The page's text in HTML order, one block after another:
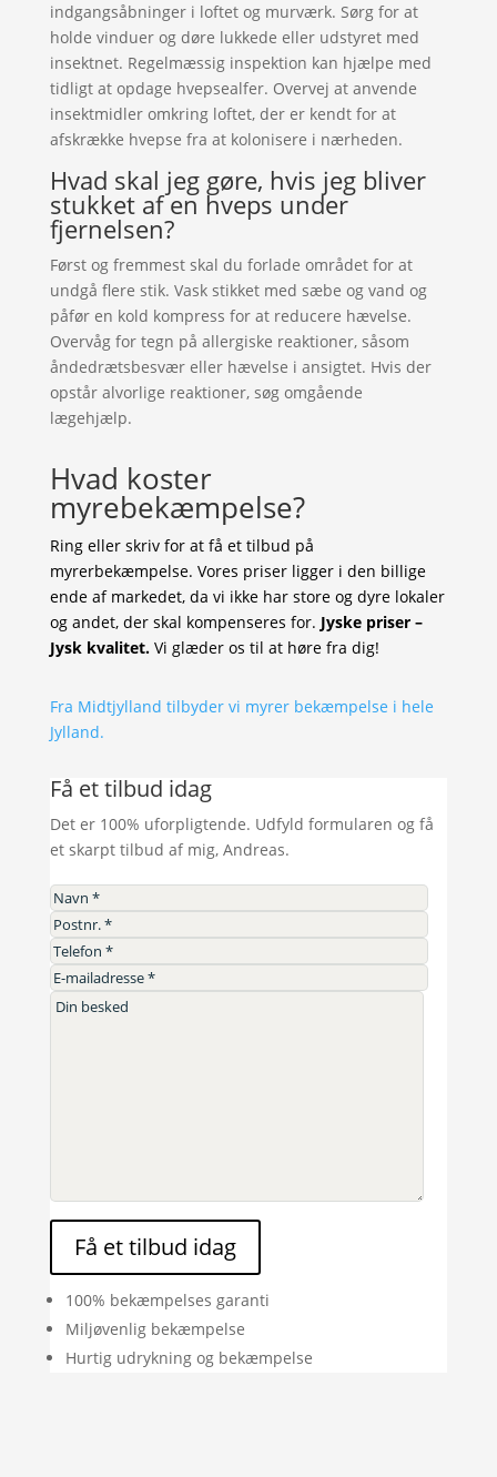
indgangsåbninger i loftet og murværk. Sørg for at
holde vinduer og døre lukkede eller udstyret med
insektnet. Regelmæssig inspektion kan hjælpe med
tidligt at opdage hvepsealfer. Overvej at anvende
insektmidler omkring loftet, der er kendt for at
afskrække hvepse fra at kolonisere i nærheden.
Hvad skal jeg gøre, hvis jeg bliver
stukket af en hveps under
fjernelsen?
Først og fremmest skal du forlade området for at
undgå flere stik. Vask stikket med sæbe og vand og
påfør en kold kompress for at reducere hævelse.
Overvåg for tegn på allergiske reaktioner, såsom
åndedrætsbesvær eller hævelse i ansigtet. Hvis der
opstår alvorlige reaktioner, søg omgående
lægehjælp.
Hvad koster
myrebekæmpelse?
Ring eller skriv for at få et tilbud på
myrerbekæmpelse. Vores priser ligger i den billige
ende af markedet, da vi ikke har store og dyre lokaler
og andet, der skal kompenseres for. Jyske priser –
Jysk kvalitet.Vi glæder os til at høre fra dig!
Fra Midtjylland tilbyder vi myrer bekæmpelse i hele
Jylland.
Få et tilbud idag
Det er 100% uforpligtende. Udfyld formularen og få
et skarpt tilbud af mig, Andreas.
Få et tilbud idag
100% bekæmpelses garanti
Miljøvenlig bekæmpelse
Hurtig udrykning og bekæmpelse